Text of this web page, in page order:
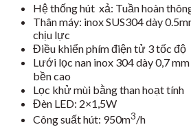
Hệ thống hút xả: Tuần hoàn
Thân máy: inox SUS304 dày
chịu lực
Điều khiển phím điện tử 3 tốc độ
Lưới lọc nan inox 304 dày 0,7
bền cao
Lọc khử mùi bằng than hoạt tính
Đèn LED: 2×1,5W
Công suất hút: 950m3/h